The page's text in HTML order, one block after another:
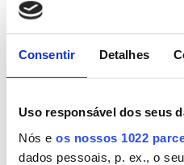
Consentir Detalhes
Uso responsável dos seus
Nós e os nossos 1022
dados pessoais, p. ex., o
Transferência Gratuita
Preço